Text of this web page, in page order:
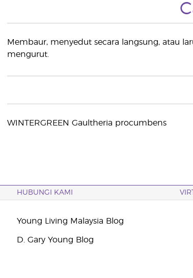
Membaur, menyedut secara langsung, atau
mengurut.
WINTERGREEN Gaultheria procumbens
HUBUNGI KAMI
Young Living Malaysia Blog
D. Gary Young Blog